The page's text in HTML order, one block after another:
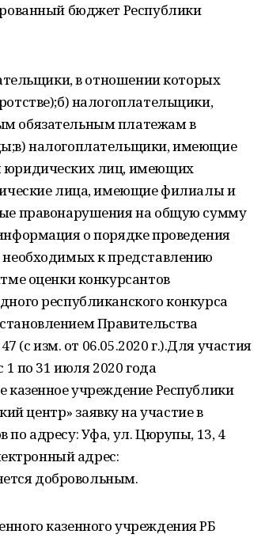
бюджет Республики
в отношении которых
налогоплательщики,
обязательным платежам в
налогоплательщики, имеющие
юридических лиц, имеющих
лица, имеющие филиалы и
правонарушения на общую сумму
о порядке проведения
к представлению
оценки конкурсантов
республиканского конкурса
Правительства
(с изм. от 06.05.2020 г.).Для участия
1 по 31 июля 2020 года
казенное учреждение Республики
центр» заявку на участие в
по адресу: Уфа, ул. Цюрупы, 13, 4
адрес:
добровольным.
казенного учреждения РБ